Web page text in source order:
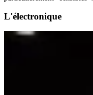
L'électronique